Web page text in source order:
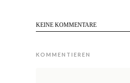
KEINE KOMMENTARE
KOMMENTIEREN